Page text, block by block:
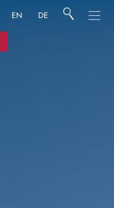
EN DE